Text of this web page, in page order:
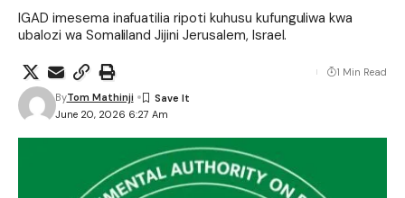
IGAD imesema inafuatilia ripoti kuhusu kufunguliwa kwa
ubalozi wa Somaliland Jijini Jerusalem, Israel.
June 20, 2026 6:27 Am
ByTom Mathinji
1 Min Read